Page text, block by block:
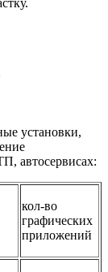
установки,
автосервисах:
кол-во
графических
приложений